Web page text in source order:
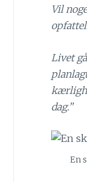
Vil
Livet
dag.”
En